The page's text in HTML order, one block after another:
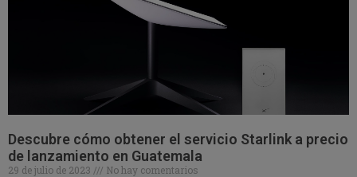
Descubre cómo obtener el servicio Starlink a precio
de lanzamiento en Guatemala
29 de julio de 2023 No hay comentarios